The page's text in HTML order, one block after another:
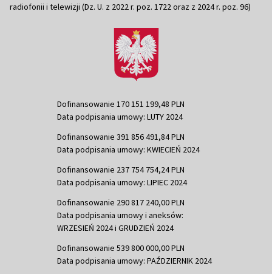
radiofonii i telewizji (Dz. U. z 2022 r. poz. 1722 oraz z 2024 r. poz. 96)
Dofinansowanie 170 151 199,48 PLN
Data podpisania umowy: LUTY 2024
Dofinansowanie 391 856 491,84 PLN
Data podpisania umowy: KWIECIEŃ 2024
Dofinansowanie 237 754 754,24 PLN
Data podpisania umowy: LIPIEC 2024
Dofinansowanie 290 817 240,00 PLN
Data podpisania umowy i aneksów:
WRZESIEŃ 2024 i GRUDZIEŃ 2024
Dofinansowanie 539 800 000,00 PLN
Data podpisania umowy: PAŹDZIERNIK 2024